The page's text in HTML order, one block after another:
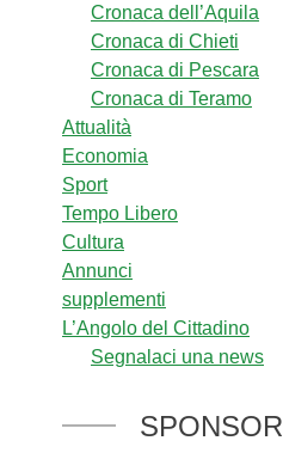
Cronaca dell’Aquila
Cronaca di Chieti
Cronaca di Pescara
Cronaca di Teramo
Attualità
Economia
Sport
Tempo Libero
Cultura
Annunci
supplementi
L’Angolo del Cittadino
Segnalaci una news
SPONSOR